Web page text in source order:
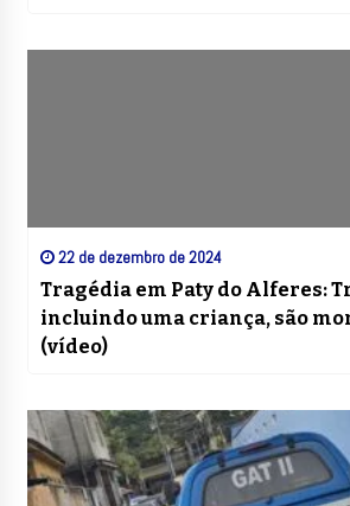
22 de dezembro de 2024
Tragédia em Paty do Alferes:
incluindo uma criança, são
(vídeo)